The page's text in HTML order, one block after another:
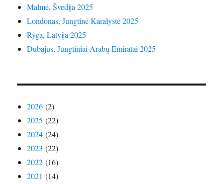
Malmė, Švedija 2025
Londonas, Jungtinė Karalystė 2025
Ryga, Latvija 2025
Dubajus, Jungtiniai Arabų Emiratai 2025
2026 (2)
2025 (22)
2024 (24)
2023 (22)
2022 (16)
2021 (14)